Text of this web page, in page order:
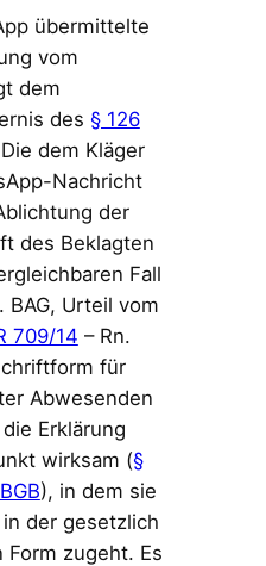
übermittelte
vom
dem
des § 126
dem Kläger
Nachricht
der
des Beklagten
Fall
BAG, Urteil vom
709/14 – Rn.
für
Abwesenden
Erklärung
wirksam (§
), in dem sie
der gesetzlich
zugeht. Es